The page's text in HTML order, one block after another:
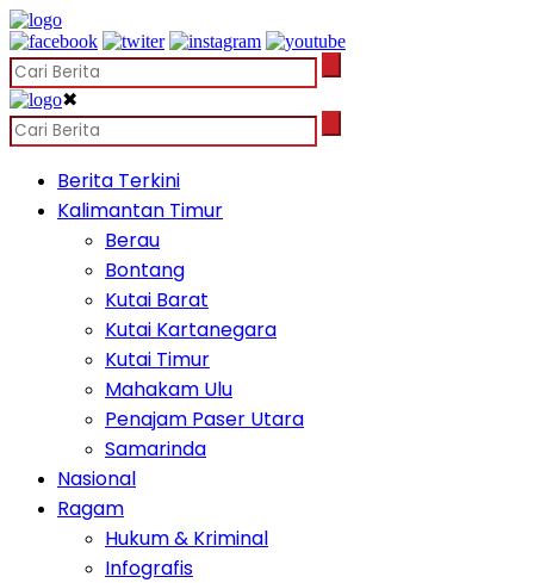
✖
Berita Terkini
Kalimantan Timur
Berau
Bontang
Kutai Barat
Kutai Kartanegara
Kutai Timur
Mahakam Ulu
Penajam Paser Utara
Samarinda
Nasional
Ragam
Hukum & Kriminal
Infografis